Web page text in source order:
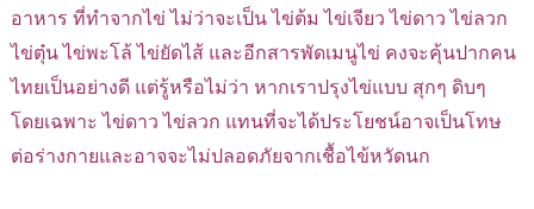
อาหาร ที่ทำจากไข่ ไม่ว่าจะเป็น ไข่ต้ม ไข่เจียว ไข่ดาว ไข่ลวก
ไข่ตุ๋น ไข่พะโล้ ไข่ยัดไส้ และอีกสารพัดเมนูไข่ คงจะคุ้นปากคน
ไทยเป็นอย่างดี แต่รู้หรือไม่ว่า หากเราปรุงไข่แบบ สุกๆ ดิบๆ
โดยเฉพาะ ไข่ดาว ไข่ลวก แทนที่จะได้ประโยชน์อาจเป็นโทษ
ต่อร่างกายและอาจจะไม่ปลอดภัยจากเชื้อไข้หวัดนก